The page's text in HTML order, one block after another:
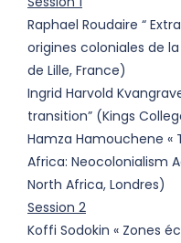
Raphael Roudaire “
origines coloniales de
de Lille, France)
Ingrid Harvold
transition” (Kings
Hamza Hamouchene «
Africa: Neocolonialism
North Africa, Londres)
Session 2
Koffi Sodokin « Zones